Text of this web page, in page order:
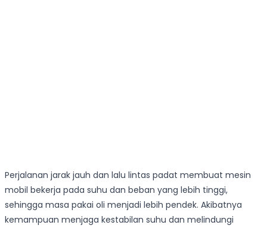
Perjalanan jarak jauh dan lalu lintas padat membuat mesin
mobil bekerja pada suhu dan beban yang lebih tinggi,
sehingga masa pakai oli menjadi lebih pendek. Akibatnya
kemampuan menjaga kestabilan suhu dan melindungi